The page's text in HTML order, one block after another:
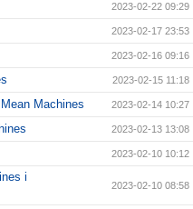
2023-02-22 09:29
2023-02-17 23:53
2023-02-16 09:16
2023-02-15 11:18
Machines 2023-02-14 10:27
2023-02-13 13:08
2023-02-10 10:12
i
2023-02-10 08:58